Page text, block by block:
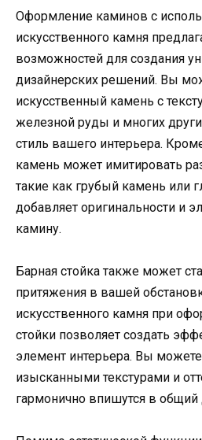
Оформление каминов с
искусственного камня
возможностей для создания
дизайнерских решений. Вы
искусственный камень с
железной руды и многих
стиль вашего интерьера.
камень может имитировать
такие как грубый камень или
добавляет оригинальности и
камину.
Барная стойка также может
притяжения в вашей
искусственного камня при
стойки позволяет создать
элемент интерьера. Вы
изысканными текстурами и
гармонично впишутся в